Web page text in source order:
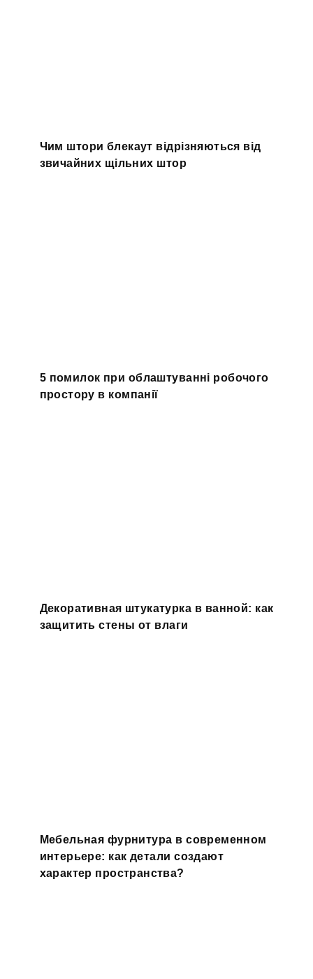
Чим штори блекаут відрізняються від
звичайних щільних штор
5 помилок при облаштуванні робочого
простору в компанії
Декоративная штукатурка в ванной: как
защитить стены от влаги
Мебельная фурнитура в современном
интерьере: как детали создают
характер пространства?